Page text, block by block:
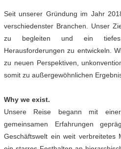
Seit unserer Gründung im Jahr
verschiedenster Branchen. Unser
zu begleiten und ein
Herausforderungen zu entwickeln.
zu neuen Perspektiven,
somit zu außergewöhnlichen
Why we exist.
Unsere Reise begann mit
gemeinsamen Erfahrungen
Geschäftswelt ein weit verbreitetes